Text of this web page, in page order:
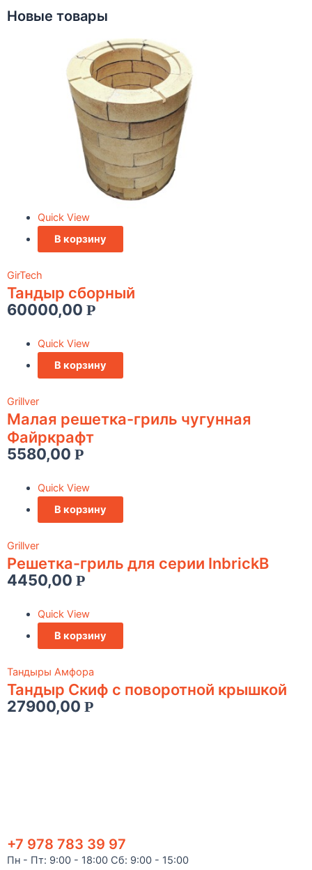
Новые товары
Quick View
В корзину
GirTech
Тандыр сборный
60000,00 Р
Quick View
В корзину
Grillver
Малая решетка-гриль чугунная
Файркрафт
5580,00 Р
Quick View
В корзину
Grillver
Решетка-гриль для серии InbrickВ
4450,00 Р
Quick View
В корзину
Тандыры Амфора
Тандыр Скиф с поворотной крышкой
27900,00 Р
+7 978 783 39 97
Пн - Пт: 9:00 - 18:00 Сб: 9:00 - 15:00